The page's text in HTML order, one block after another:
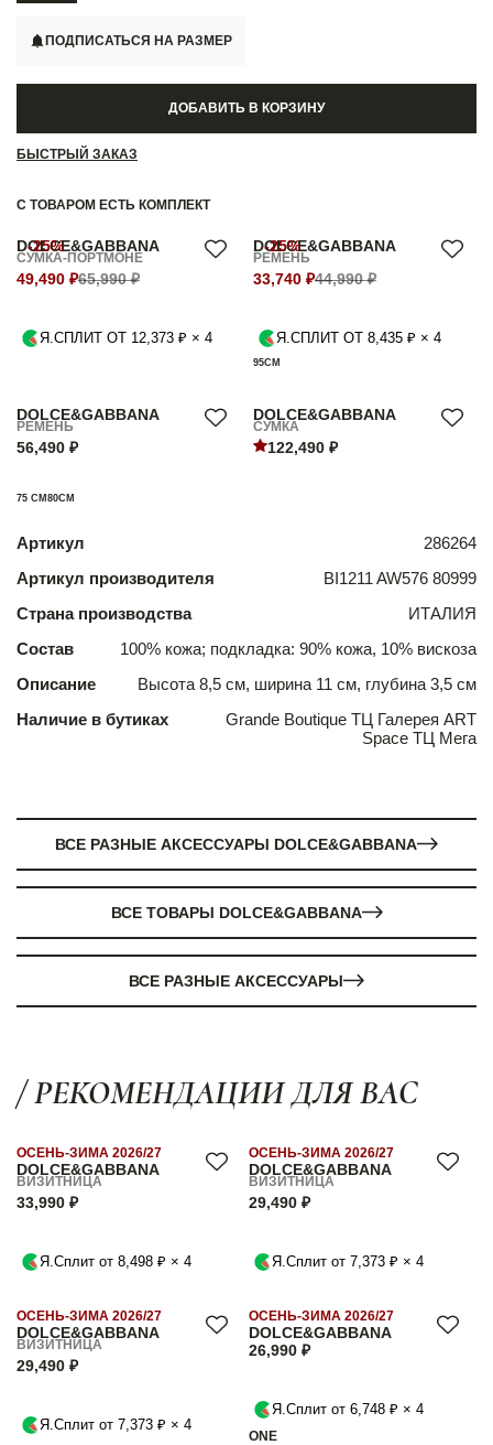
ПОДПИСАТЬСЯ НА РАЗМЕР
ДОБАВИТЬ В КОРЗИНУ
БЫСТРЫЙ ЗАКАЗ
С ТОВАРОМ ЕСТЬ КОМПЛЕКТ
-25%
DOLCE&GABBANA
СУМКА-ПОРТМОНЕ
49,490 ₽65,990 ₽
Я.СПЛИТ ОТ 12,373 ₽ × 4
-25%
DOLCE&GABBANA
РЕМЕНЬ
33,740 ₽44,990 ₽
Я.СПЛИТ ОТ 8,435 ₽ × 4
95СМ
DOLCE&GABBANA
РЕМЕНЬ
56,490 ₽
75 СМ 80СМ
DOLCE&GABBANA
СУМКА
122,490 ₽
Артикул
286264
Артикул производителя
BI1211 AW576 80999
Страна производства
ИТАЛИЯ
Состав
100% кожа; подкладка: 90% кожа, 10% вискоза
Описание
Высота 8,5 см, ширина 11 см, глубина 3,5 см
Наличие в бутиках
Grande Boutique ТЦ Галерея ART
Space ТЦ Мега
ВСЕ РАЗНЫЕ АКСЕССУАРЫ DOLCE&GABBANA
ВСЕ ТОВАРЫ DOLCE&GABBANA
ВСЕ РАЗНЫЕ АКСЕССУАРЫ
/ РЕКОМЕНДАЦИИ ДЛЯ ВАС
DOLCE&GABBANA
ОСЕНЬ-ЗИМА 2026/27
ВИЗИТНИЦА
33,990 ₽
Я.Сплит от 8,498 ₽ × 4
DOLCE&GABBANA
ОСЕНЬ-ЗИМА 2026/27
ВИЗИТНИЦА
29,490 ₽
Я.Сплит от 7,373 ₽ × 4
DOLCE&GABBANA
ОСЕНЬ-ЗИМА 2026/27
ВИЗИТНИЦА
29,490 ₽
Я.Сплит от 7,373 ₽ × 4
DOLCE&GABBANA
ОСЕНЬ-ЗИМА 2026/27
26,990 ₽
Я.Сплит от 6,748 ₽ × 4
ONE